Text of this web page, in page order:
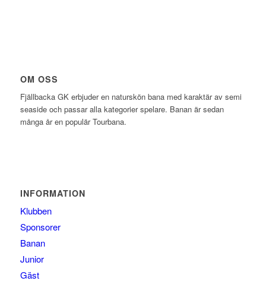
OM OSS
Fjällbacka GK erbjuder en naturskön bana med karaktär av semi
seaside och passar alla kategorier spelare. Banan är sedan
många år en populär Tourbana.
INFORMATION
Klubben
Sponsorer
Banan
Junior
Gäst